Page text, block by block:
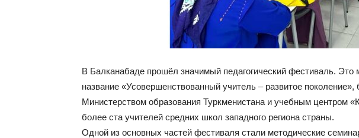
В Балканабаде прошёл значимый педагогический фестиваль. Это
название «Усовершенствованный учитель – развитое
Министерством образования Туркменистана и учебным центром
более ста учителей средних школ западного региона страны.
Одной из основных частей фестиваля стали методические